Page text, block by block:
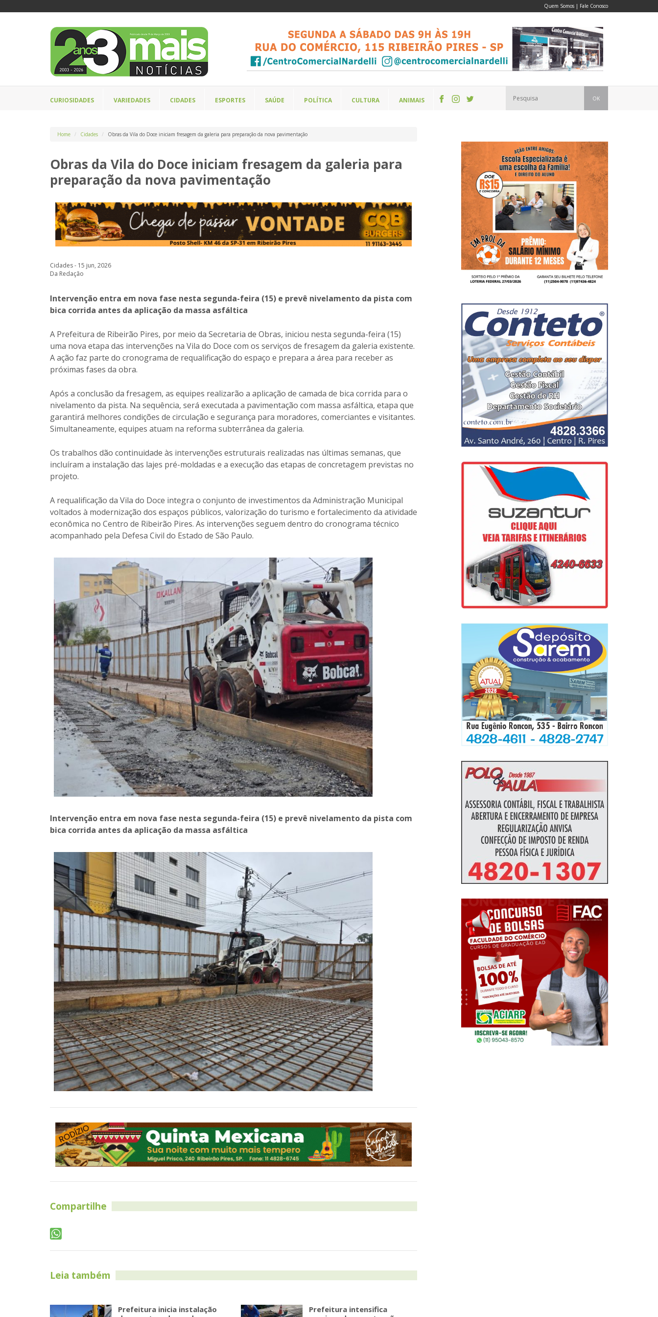
Quem Somos | Fale Conosco
CURIOSIDADES VARIEDADES CIDADES ESPORTES SAÚDE POLÍTICA CULTURA ANIMAIS OK
Home Cidades Obras da Vila do Doce iniciam fresagem da galeria para preparação da nova pavimentação
Obras da Vila do Doce iniciam fresagem da galeria para
preparação da nova pavimentação
Cidades - 15 jun, 2026
Da Redação
Intervenção entra em nova fase nesta segunda-feira (15) e prevê nivelamento da pista com
bica corrida antes da aplicação da massa asfáltica
A Prefeitura de Ribeirão Pires, por meio da Secretaria de Obras, iniciou nesta segunda-feira (15)
uma nova etapa das intervenções na Vila do Doce com os serviços de fresagem da galeria existente.
A ação faz parte do cronograma de requalificação do espaço e prepara a área para receber as
próximas fases da obra.
Após a conclusão da fresagem, as equipes realizarão a aplicação de camada de bica corrida para o
nivelamento da pista. Na sequência, será executada a pavimentação com massa asfáltica, etapa que
garantirá melhores condições de circulação e segurança para moradores, comerciantes e visitantes.
Simultaneamente, equipes atuam na reforma subterrânea da galeria.
Os trabalhos dão continuidade às intervenções estruturais realizadas nas últimas semanas, que
incluíram a instalação das lajes pré-moldadas e a execução das etapas de concretagem previstas no
projeto.
A requalificação da Vila do Doce integra o conjunto de investimentos da Administração Municipal
voltados à modernização dos espaços públicos, valorização do turismo e fortalecimento da atividade
econômica no Centro de Ribeirão Pires. As intervenções seguem dentro do cronograma técnico
acompanhado pela Defesa Civil do Estado de São Paulo.
Intervenção entra em nova fase nesta segunda-feira (15) e prevê nivelamento da pista com
bica corrida antes da aplicação da massa asfáltica
Compartilhe
Leia também
Prefeitura inicia instalação
Prefeitura intensifica